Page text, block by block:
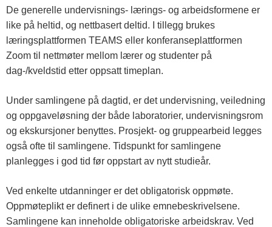
De generelle undervisnings- lærings- og arbeidsformene er
like på heltid, og nettbasert deltid. I tillegg brukes
læringsplattformen TEAMS eller konferanseplattformen
Zoom til nettmøter mellom lærer og studenter på
dag-/kveldstid etter oppsatt timeplan.
Under samlingene på dagtid, er det undervisning, veiledning
og oppgaveløsning der både laboratorier, undervisningsrom
og ekskursjoner benyttes. Prosjekt- og gruppearbeid legges
også ofte til samlingene. Tidspunkt for samlingene
planlegges i god tid før oppstart av nytt studieår.
Ved enkelte utdanninger er det obligatorisk oppmøte.
Oppmøteplikt er definert i de ulike emnebeskrivelsene.
Samlingene kan inneholde obligatoriske arbeidskrav. Ved